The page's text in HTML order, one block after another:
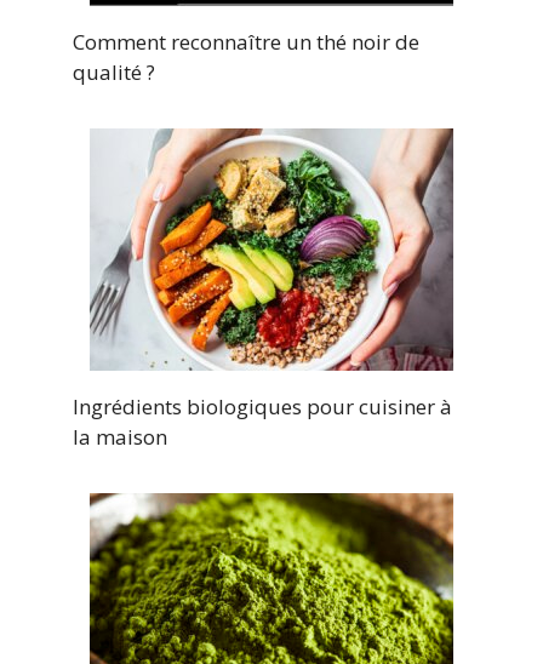
Comment reconnaître un thé noir de
qualité ?
Ingrédients biologiques pour cuisiner à
la maison